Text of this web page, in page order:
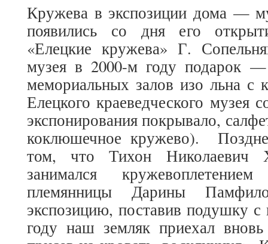
Кружева в экспозиции дома —
появились со дня его
«Елецкие кружева» Г.
музея в 2000-м году подарок
мемориальных залов изо льна с
Елецкого краеведческого музея
экспонирования покрывало,
коклюшечное кружево).
том, что Тихон Николаевич
занимался
племянницы Дарины
экспозицию, поставив подушку
году наш земляк приехал